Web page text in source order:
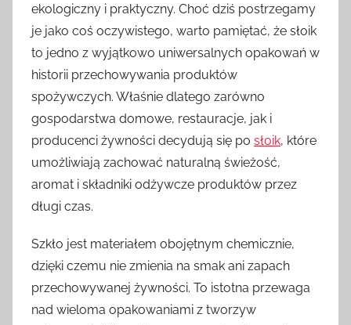
ekologiczny i praktyczny. Choć dziś postrzegamy
je jako coś oczywistego, warto pamiętać, że słoik
to jedno z wyjątkowo uniwersalnych opakowań w
historii przechowywania produktów
spożywczych. Właśnie dlatego zarówno
gospodarstwa domowe, restauracje, jak i
producenci żywności decydują się po słoik, które
umożliwiają zachować naturalną świeżość,
aromat i składniki odżywcze produktów przez
długi czas.
Szkło jest materiałem obojętnym chemicznie,
dzięki czemu nie zmienia na smak ani zapach
przechowywanej żywności. To istotna przewaga
nad wieloma opakowaniami z tworzyw